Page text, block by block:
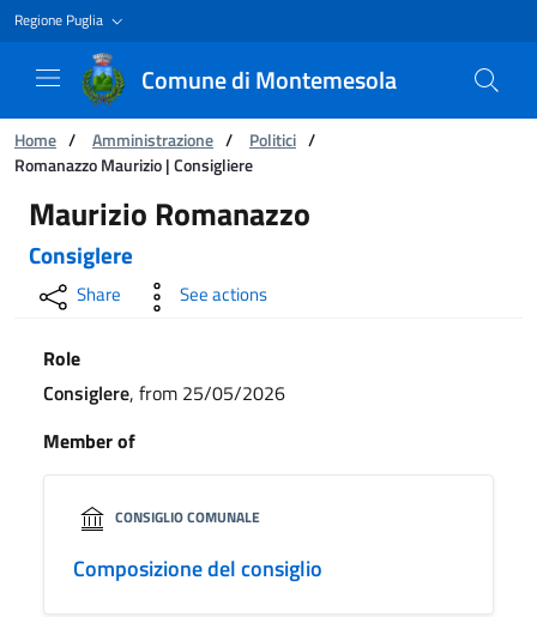
Regione Puglia
Comune di Montemesola
You are:
Home / Amministrazione / Politici /
Romanazzo Maurizio | Consigliere
Romanazzo Maurizio | Consigliere
Maurizio Romanazzo
Consiglere
Share See actions
Role
Consiglere, from 25/05/2026
Member of
CONSIGLIO COMUNALE
Composizione del consiglio